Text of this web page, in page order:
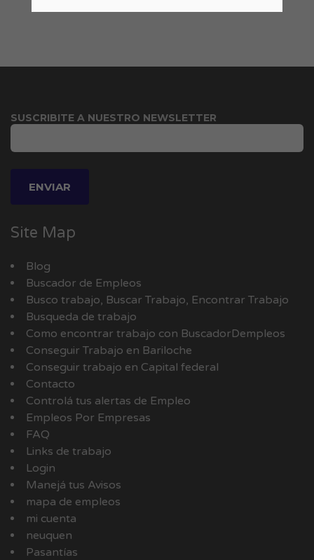
SUSCRIBITE A NUESTRO NEWSLETTER
Site Map
Blog
Buscador de Empleos
Busco trabajo, Buscar Trabajo, Encontrar Trabajo
Busqueda de trabajo
Como encontrar trabajo con BuscadorDempleos
Conseguir Trabajo en Bariloche
Conseguir trabajo en Capital federal
Contacto
Controlá tus alertas de Empleo
Empleos Por Empresas
FAQ
Links de trabajo
Login
Manejá tus Avisos
mapa de empleos
mi cuenta
neuquen
Pasantías